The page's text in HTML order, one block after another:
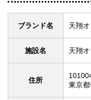
ブランド名 天翔
施設名 天翔
住所
東京